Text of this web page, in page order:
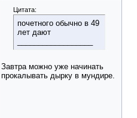
Цитата:
почетного обычно в 49
лет дают
Завтра можно уже начинать
прокалывать дырку в мундире.